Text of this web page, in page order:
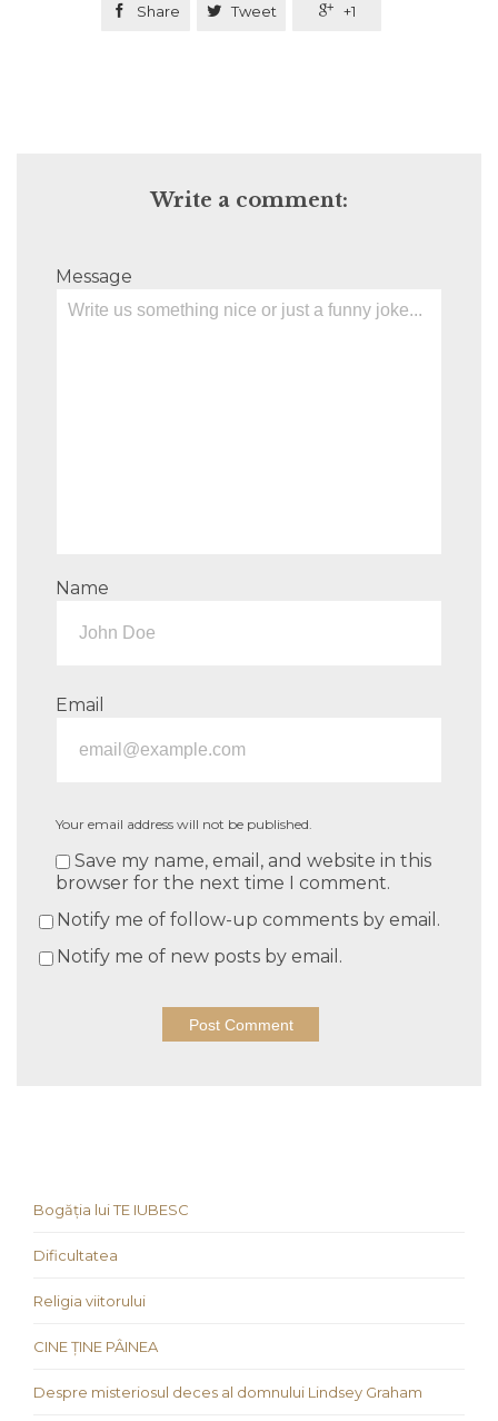
 Share  Tweet  +1
Write a comment:
Message
Name
Email
Your email address will not be published.
Save my name, email, and website in this
browser for the next time I comment.
Notify me of follow-up comments by email.
Notify me of new posts by email.
Bogăția lui TE IUBESC
Dificultatea
Religia viitorului
CINE ȚINE PÂINEA
Despre misteriosul deces al domnului Lindsey Graham